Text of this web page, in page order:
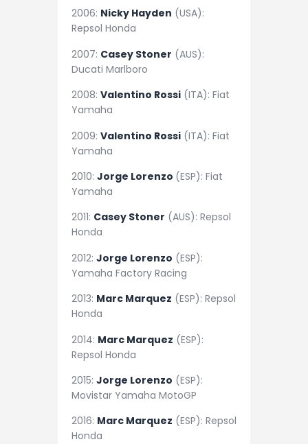
2006: Nicky Hayden (USA):
Repsol Honda
2007: Casey Stoner (AUS):
Ducati Marlboro
2008: Valentino Rossi (ITA): Fiat
Yamaha
2009: Valentino Rossi (ITA): Fiat
Yamaha
2010: Jorge Lorenzo (ESP): Fiat
Yamaha
2011: Casey Stoner (AUS): Repsol
Honda
2012: Jorge Lorenzo (ESP):
Yamaha Factory Racing
2013: Marc Marquez (ESP): Repsol
Honda
2014: Marc Marquez (ESP):
Repsol Honda
2015: Jorge Lorenzo (ESP):
Movistar Yamaha MotoGP
2016: Marc Marquez (ESP): Repsol
Honda